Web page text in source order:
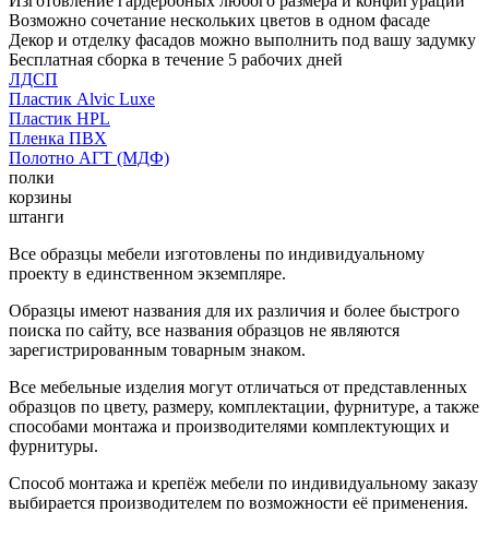
Возможно сочетание нескольких цветов в одном фасаде
Декор и отделку фасадов можно выполнить под вашу задумку
Бесплатная сборка в течение 5 рабочих дней
ЛДСП
Пластик Alvic Luxe
Пластик HPL
Пленка ПВХ
Полотно АГТ (МДФ)
полки
корзины
штанги
Все образцы мебели изготовлены по индивидуальному
проекту в единственном экземпляре.
Образцы имеют названия для их различия и более быстрого
поиска по сайту, все названия образцов не являются
зарегистрированным товарным знаком.
Все мебельные изделия могут отличаться от представленных
образцов по цвету, размеру, комплектации, фурнитуре, а также
способами монтажа и производителями комплектующих и
фурнитуры.
Способ монтажа и крепёж мебели по индивидуальному заказу
выбирается производителем по возможности её применения.